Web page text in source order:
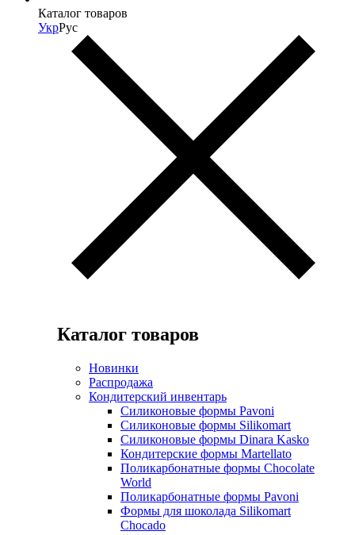
Каталог товаров
УкрРус
Каталог товаров
Новинки
Распродажа
Кондитерский инвентарь
Силиконовые формы Pavoni
Силиконовые формы Silikomart
Силиконовые формы Dinara Kasko
Кондитерские формы Martellato
Поликарбонатные формы Chocolate
World
Поликарбонатные формы Pavoni
Формы для шоколада Silikomart
Chocado